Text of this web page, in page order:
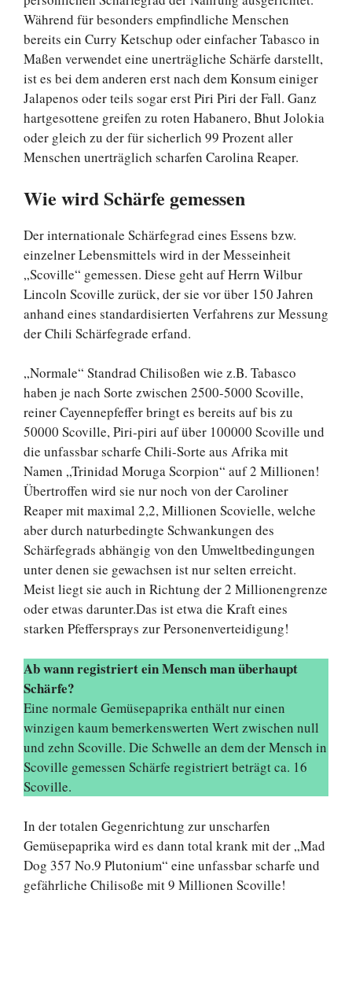
Während für besonders empfindliche Menschen
bereits ein Curry Ketschup oder einfacher Tabasco in
Maßen verwendet eine unerträgliche Schärfe darstellt,
ist es bei dem anderen erst nach dem Konsum einiger
Jalapenos oder teils sogar erst Piri Piri der Fall. Ganz
hartgesottene greifen zu roten Habanero, Bhut Jolokia
oder gleich zu der für sicherlich 99 Prozent aller
Menschen unerträglich scharfen Carolina Reaper.
Wie wird Schärfe gemessen
Der internationale Schärfegrad eines Essens bzw.
einzelner Lebensmittels wird in der Messeinheit
„Scoville“ gemessen. Diese geht auf Herrn Wilbur
Lincoln Scoville zurück, der sie vor über 150 Jahren
anhand eines standardisierten Verfahrens zur Messung
der Chili Schärfegrade erfand.
„Normale“ Standrad Chilisoßen wie z.B. Tabasco
haben je nach Sorte zwischen 2500-5000 Scoville,
reiner Cayennepfeffer bringt es bereits auf bis zu
50000 Scoville, Piri-piri auf über 100000 Scoville und
die unfassbar scharfe Chili-Sorte aus Afrika mit
Namen „Trinidad Moruga Scorpion“ auf 2 Millionen!
Übertroffen wird sie nur noch von der Caroliner
Reaper mit maximal 2,2, Millionen Scovielle, welche
aber durch naturbedingte Schwankungen des
Schärfegrads abhängig von den Umweltbedingungen
unter denen sie gewachsen ist nur selten erreicht.
Meist liegt sie auch in Richtung der 2 Millionengrenze
oder etwas darunter.Das ist etwa die Kraft eines
starken Pfeffersprays zur Personenverteidigung!
Ab wann registriert ein Mensch man überhaupt
Schärfe?
Eine normale Gemüsepaprika enthält nur einen
winzigen kaum bemerkenswerten Wert zwischen null
und zehn Scoville. Die Schwelle an dem der Mensch in
Scoville gemessen Schärfe registriert beträgt ca. 16
Scoville.
In der totalen Gegenrichtung zur unscharfen
Gemüsepaprika wird es dann total krank mit der „Mad
Dog 357 No.9 Plutonium“ eine unfassbar scharfe und
gefährliche Chilisoße mit 9 Millionen Scoville!